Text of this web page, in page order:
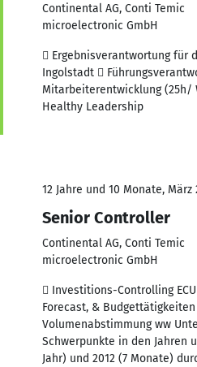
Continental AG, Conti Temic
microelectronic GmbH
 Ergebnisverantwortung für
Ingolstadt 
Mitarbeiterentwicklung (25h/
Healthy Leadership
12 Jahre und 10 Monate, März
Senior Controller
Continental AG, Conti Temic
microelectronic GmbH
 Investitions-Controlling
Forecast, &
Volumenabstimmung ww
Schwerpunkte in den Jahren
Jahr) und 2012 (7 Monate)